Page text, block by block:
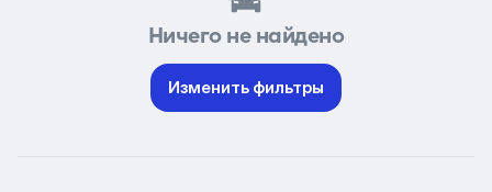
Ничего не найдено
Изменить фильтры